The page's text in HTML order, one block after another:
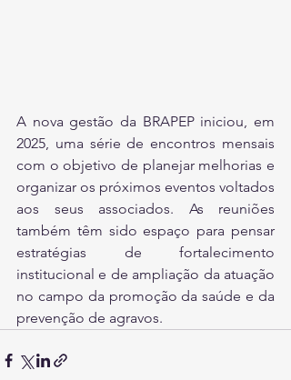
A nova gestão da BRAPEP iniciou, em
2025, uma série de encontros mensais
com o objetivo de planejar melhorias e
organizar os próximos eventos voltados
aos seus associados. As reuniões
também têm sido espaço para pensar
estratégias de fortalecimento
institucional e de ampliação da atuação
no campo da promoção da saúde e da
prevenção de agravos.